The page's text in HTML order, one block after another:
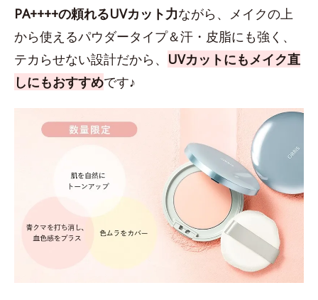
PA++++の頼れるUVカット力ながら、メイクの上
から使えるパウダータイプ＆汗・皮脂にも強く、
テカらせない設計だから、 UVカットにもメイク直
しにもおすすめです♪